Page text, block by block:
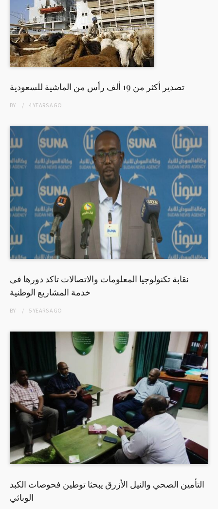
تصدير أكثر من 19 ألف رأس من الماشية للسعودية
BY 4 YEARSAGO
نقابة تكنولوجيا المعلومات والاتصالات تاكد دورها فى
خدمة المشاريع الوطنية
BY 5 YEARSAGO
التأمين الصحي والنيل الأزرق يبحثا توطين فحوصات الكبد
الوبائي